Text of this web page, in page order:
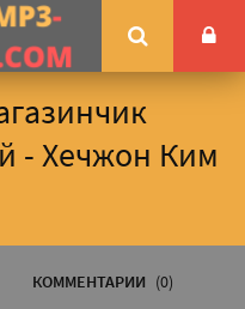
- Хечжон Ким
КОММЕНТАРИИ (0)